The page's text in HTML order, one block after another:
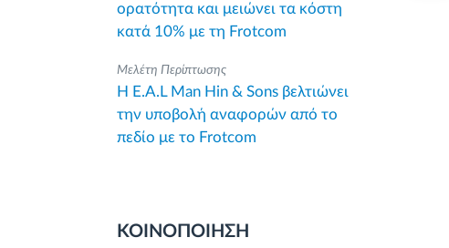
ορατότητα και μειώνει τα κόστη
κατά 10% με τη Frotcom
Μελέτη Περίπτωσης
Η E.A.L Man Hin & Sons βελτιώνει
την υποβολή αναφορών από το
πεδίο με το Frotcom
ΚΟΙΝΟΠΟΙΗΣΗ